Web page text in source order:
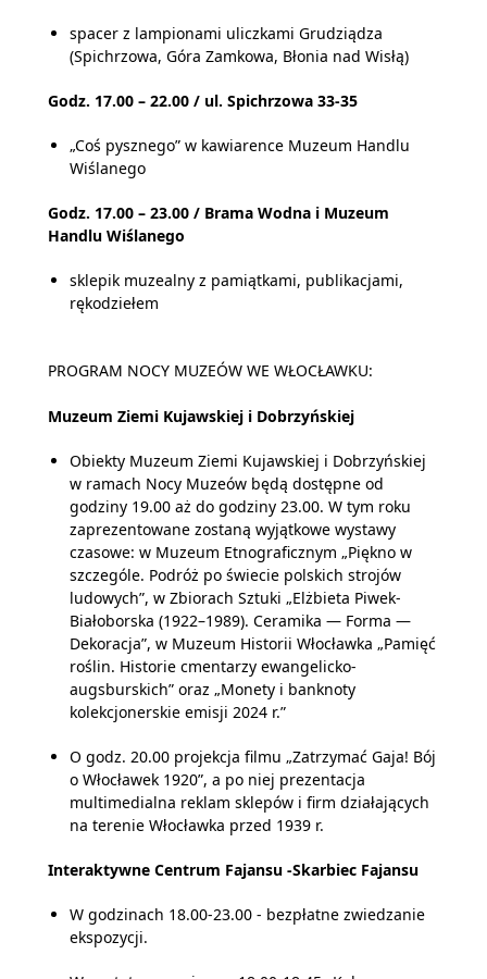
spacer z lampionami uliczkami Grudziądza
(Spichrzowa, Góra Zamkowa, Błonia nad Wisłą)
Godz. 17.00 – 22.00 / ul. Spichrzowa 33-35
„Coś pysznego” w kawiarence Muzeum Handlu
Wiślanego
Godz. 17.00 – 23.00 / Brama Wodna i Muzeum
Handlu Wiślanego
sklepik muzealny z pamiątkami, publikacjami,
rękodziełem
PROGRAM NOCY MUZEÓW WE WŁOCŁAWKU:
Muzeum Ziemi Kujawskiej i Dobrzyńskiej
Obiekty Muzeum Ziemi Kujawskiej i Dobrzyńskiej
w ramach Nocy Muzeów będą dostępne od
godziny 19.00 aż do godziny 23.00. W tym roku
zaprezentowane zostaną wyjątkowe wystawy
czasowe: w Muzeum Etnograficznym „Piękno w
szczególe. Podróż po świecie polskich strojów
ludowych”, w Zbiorach Sztuki „Elżbieta Piwek-
Białoborska (1922–1989). Ceramika — Forma —
Dekoracja”, w Muzeum Historii Włocławka „Pamięć
roślin. Historie cmentarzy ewangelicko-
augsburskich” oraz „Monety i banknoty
kolekcjonerskie emisji 2024 r.”
O godz. 20.00 projekcja filmu „Zatrzymać Gaja! Bój
o Włocławek 1920”, a po niej prezentacja
multimedialna reklam sklepów i firm działających
na terenie Włocławka przed 1939 r.
Interaktywne Centrum Fajansu -Skarbiec Fajansu
W godzinach 18.00-23.00 - bezpłatne zwiedzanie
ekspozycji.